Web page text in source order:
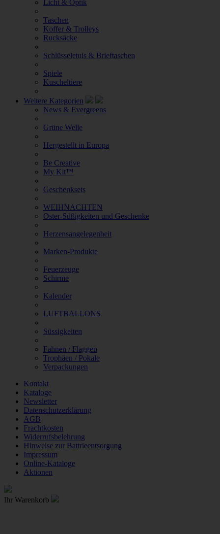
Licht & Optik
Taschen
Koffer & Trolleys
Rucksäcke
Schlüsseletuis & Brieftaschen
Spiele
Kuscheltiere
Weitere Kategorien
News & Evergreens
Grüne Welle
Hergestellt in Europa
Be Creative
My Kit™
Geschenksets
WEIHNACHTEN
Oster-Süßigkeiten und Geschenke
Herzensangelegenheit
Marken-Produkte
Feuerzeuge
Schirme
Kalender
LUFTBALLONS
Süssigkeiten
Fahnen / Flaggen
Trophäen / Pokale
Verpackungen
Kontakt
Kataloge
Newsletter
Datenschutzerklärung
AGB
Frachtkosten
Widerrufsbelehrung
Hinweise zur Battrieentsorgung
Impressum
Online-Kataloge
Aktionen
Ihr Warenkorb